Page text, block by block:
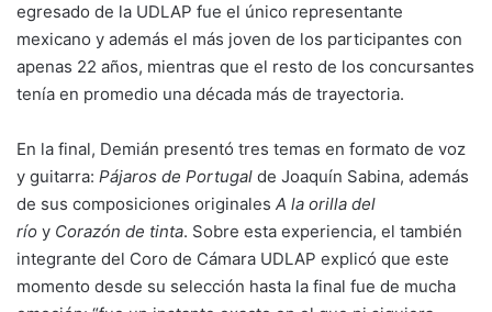
egresado de la UDLAP fue el único representante
mexicano y además el más joven de los participantes con
apenas 22 años, mientras que el resto de los concursantes
tenía en promedio una década más de trayectoria.
En la final, Demián presentó tres temas en formato de voz
y guitarra: Pájaros de Portugal de Joaquín Sabina, además
de sus composiciones originales A la orilla del
río y Corazón de tinta. Sobre esta experiencia, el también
integrante del Coro de Cámara UDLAP explicó que este
momento desde su selección hasta la final fue de mucha